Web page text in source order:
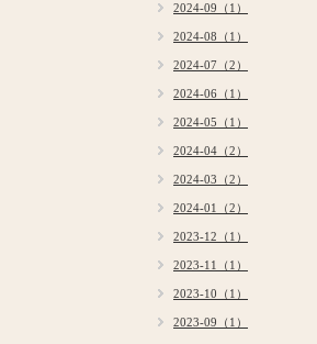
2024-09（1）
2024-08（1）
2024-07（2）
2024-06（1）
2024-05（1）
2024-04（2）
2024-03（2）
2024-01（2）
2023-12（1）
2023-11（1）
2023-10（1）
2023-09（1）